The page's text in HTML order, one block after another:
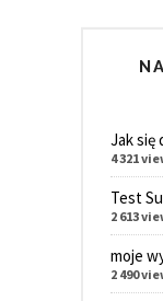
Jak się
4 321
Test
2 613
moje
2 490